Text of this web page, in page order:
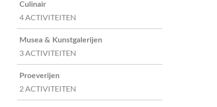
Culinair
4 ACTIVITEITEN
Musea & Kunstgalerijen
3 ACTIVITEITEN
Proeverijen
2 ACTIVITEITEN